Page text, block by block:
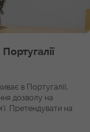
в Португалії,
дозволу на
Претендувати на